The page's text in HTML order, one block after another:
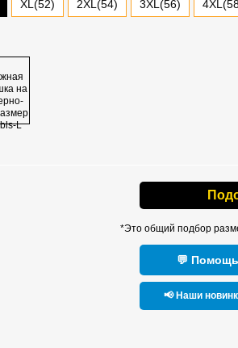
XL(52) 2XL(54) 3XL(56)
*Это общий подбор
💬
📢 Наши